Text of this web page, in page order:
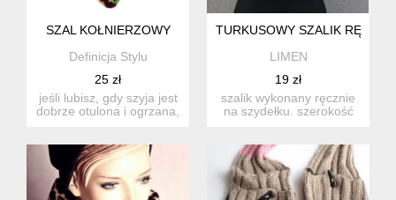
SZAL KOŁNIERZOWY
Definicja Stylu
25 zł
jeśli lubisz, gdy szyja jest
dobrze otulona i ogrzana,
TURKUSOWY SZALIK
LIMEN
19 zł
szalik wykonany ręcznie
na szydełku. szerokość